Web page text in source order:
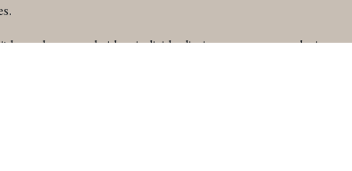
aan duurzaamheid en individualiteit, zorgen ons exclusieve